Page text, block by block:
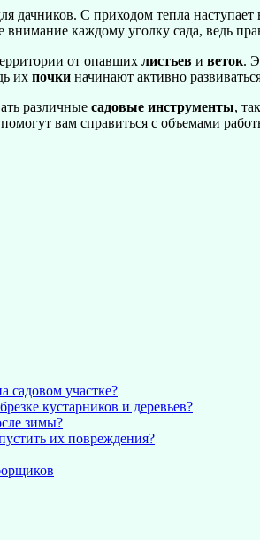
дачников. С приходом тепла
внимание каждому уголку сада, ведь
от опавших листьев и веток.
их почки начинают активно
различные садовые инструменты,
вам справиться с объемами
садовом участке?
кустарников и деревьев?
зимы?
их повреждения?